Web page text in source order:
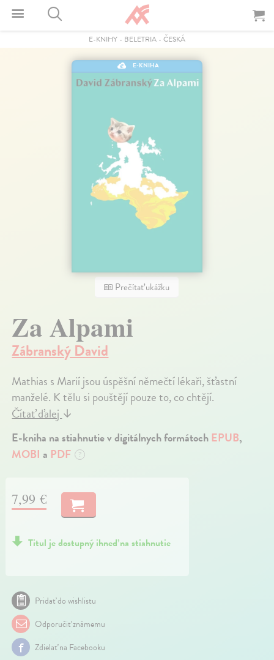
E-KNIHY - BELETRIA - ČESKÁ
E-KNIHA
Prečítať ukážku
Za Alpami
Zábranský David
Mathias s Marií jsou úspěšní němečtí lékaři, šťastní
manželé. K tělu si pouštějí pouze to, co chtějí.
Čítať ďalej ↓
E-kniha na stiahnutie v digitálnych formátochEPUB,
MOBI a PDF ?
7,99 €
Titul je dostupný ihneď na stiahnutie
Pridať do wishlistu
Odporučiť známemu
Zdielať na Facebooku